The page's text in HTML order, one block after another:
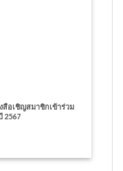
อเชิญสมาชิกเข้าร่วม
2567